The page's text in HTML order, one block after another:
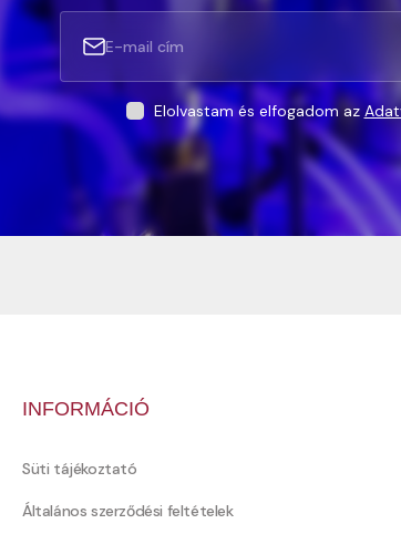
Elolvastam és elfogadom az
INFORMÁCIÓ
Süti tájékoztató
Általános szerződési feltételek